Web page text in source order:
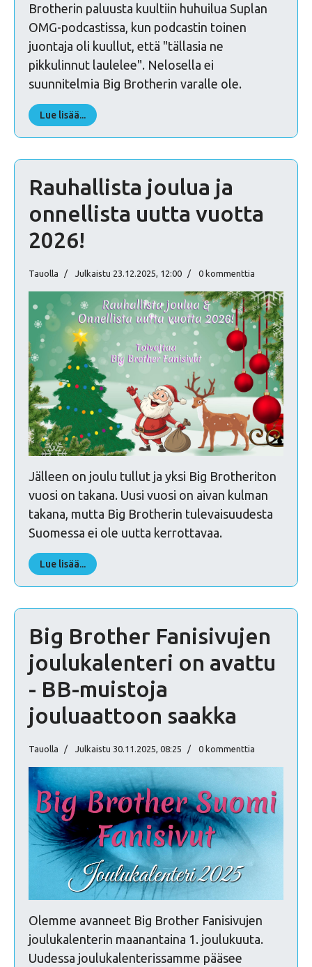
Brotherin paluusta kuultiin huhuilua Suplan
OMG-podcastissa, kun podcastin toinen
juontaja oli kuullut, että "tällasia ne
pikkulinnut laulelee". Nelosella ei
suunnitelmia Big Brotherin varalle ole.
Lue lisää...
Rauhallista joulua ja
onnellista uutta vuotta
2026!
Tauolla Julkaistu 23.12.2025, 12:00 0 kommenttia
Jälleen on joulu tullut ja yksi Big Brotheriton
vuosi on takana. Uusi vuosi on aivan kulman
takana, mutta Big Brotherin tulevaisuudesta
Suomessa ei ole uutta kerrottavaa.
Lue lisää...
Big Brother Fanisivujen
joulukalenteri on avattu
- BB-muistoja
jouluaattoon saakka
Tauolla Julkaistu 30.11.2025, 08:25 0 kommenttia
Olemme avanneet Big Brother Fanisivujen
joulukalenterin maanantaina 1. joulukuuta.
Uudessa joulukalenterissamme pääsee